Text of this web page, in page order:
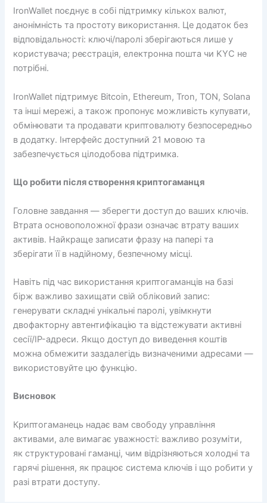
IronWallet поєднує в собі підтримку кількох валют,
анонімність та простоту використання. Це додаток без
відповідальності: ключі/паролі зберігаються лише у
користувача; реєстрація, електронна пошта чи KYC не
потрібні.
IronWallet підтримує Bitcoin, Ethereum, Tron, TON, Solana
та інші мережі, а також пропонує можливість купувати,
обмінювати та продавати криптовалюту безпосередньо
в додатку. Інтерфейс доступний 21 мовою та
забезпечується цілодобова підтримка.
Що робити після створення криптогаманця
Головне завдання — зберегти доступ до ваших ключів.
Втрата основоположної фрази означає втрату ваших
активів. Найкраще записати фразу на папері та
зберігати її в надійному, безпечному місці.
Навіть під час використання криптогаманців на базі
бірж важливо захищати свій обліковий запис:
генерувати складні унікальні паролі, увімкнути
двофакторну автентифікацію та відстежувати активні
сесії/IP-адреси. Якщо доступ до виведення коштів
можна обмежити заздалегідь визначеними адресами —
використовуйте цю функцію.
Висновок
Криптогаманець надає вам свободу управління
активами, але вимагає уважності: важливо розуміти,
як структуровані гаманці, чим відрізняються холодні та
гарячі рішення, як працює система ключів і що робити у
разі втрати доступу.